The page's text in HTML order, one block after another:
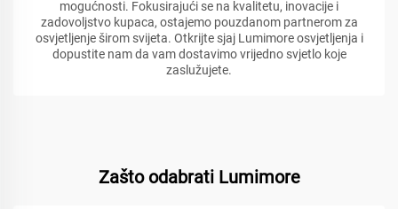
mogućnosti. Fokusirajući se na kvalitetu, inovacije i
zadovoljstvo kupaca, ostajemo pouzdanom partnerom za
osvjetljenje širom svijeta. Otkrijte sjaj Lumimore osvjetljenja i
dopustite nam da vam dostavimo vrijedno svjetlo koje
zaslužujete.
Zašto odabrati Lumimore